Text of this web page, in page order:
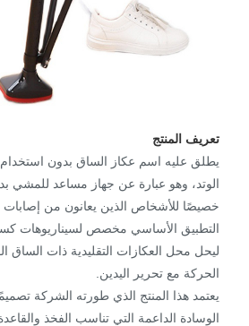
تعريف المنتج
يطلق عليه اسم عكاز الساق بدون استخدام
الوتد، وهو عبارة عن جهاز مساعد للمشي
خصيصًا للأشخاص الذين يعانون من إصابات
التطبيق الأساسي مخصص لسيناريوهات
ليحل محل العكازات التقليدية ذات الساق
الحركة مع تحرير اليدين.
يعتمد هذا المنتج الذي طورته الشركة
الوسادة الداعمة التي تناسب الفخذ